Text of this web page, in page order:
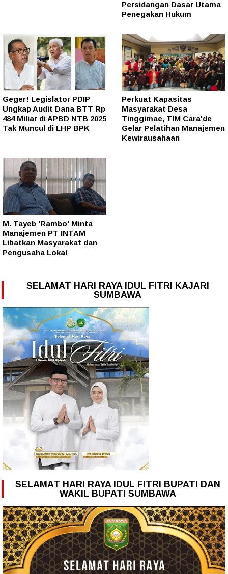
Persidangan Dasar Utama
Penegakan Hukum
Geger! Legislator PDIP
Ungkap Audit Dana BTT Rp
484 Miliar di APBD NTB 2025
Tak Muncul di LHP BPK
Perkuat Kapasitas
Masyarakat Desa
Tinggimae, TIM Cara'de
Gelar Pelatihan Manajemen
Kewirausahaan
M. Tayeb 'Rambo' Minta
Manajemen PT INTAM
Libatkan Masyarakat dan
Pengusaha Lokal
SELAMAT HARI RAYA IDUL FITRI KAJARI
SUMBAWA
SELAMAT HARI RAYA IDUL FITRI BUPATI DAN
WAKIL BUPATI SUMBAWA